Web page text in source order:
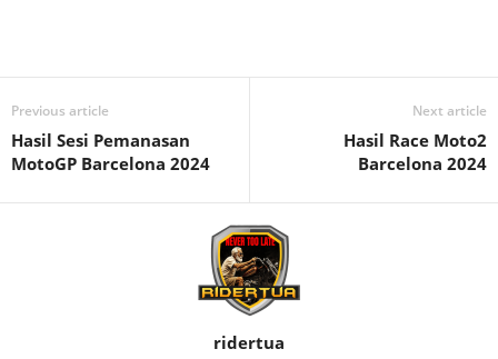
Previous article
Hasil Sesi Pemanasan
MotoGP Barcelona 2024
Next article
Hasil Race Moto2
Barcelona 2024
ridertua